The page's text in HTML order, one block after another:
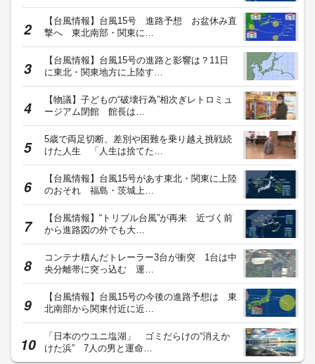
【台風情報】台風15号 進路予想 お盆休み直
撃へ 東北南部・関東に…
【台風情報】台風15号の進路と影響は？11日
に東北・関東地方に上陸す…
【物議】子どもの“破壊行為”相次ぎレトロミュ
ージアム閉館 館長は…
5歳で両足切断、差別や困難を乗り越え挑戦続
けた人生 「人生は捨てた…
【台風情報】台風15号があす東北・関東に上陸
のおそれ 福島・茨城上…
【台風情報】“トリプル台風”が再来 近づく前
から進路図の外でも大…
コンテナ積んだトレーラー3台が衝突 1台は中
央分離帯に突っ込む 運…
【台風情報】台風15号の今後の進路予想は 東
北南部から関東付近に近…
「日本のウユニ塩湖」 ゴミだらけの“消えか
けた浜” 7人の男と運命…